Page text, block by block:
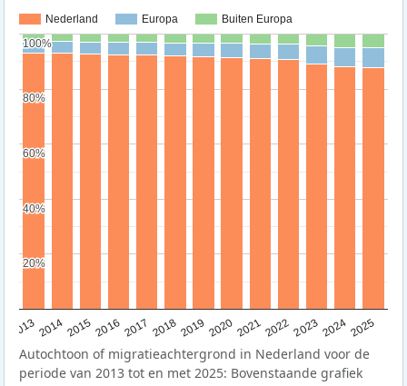
Nederland Europa Buiten Europa
20132014201520162017 20182019 202020212022202320242025
20%
20%
40%
40%
60%
60%
80%
80%
100%
100%
Autochtoon of migratieachtergrond in Nederland voor de
periode van 2013 tot en met 2025: Bovenstaande grafiek